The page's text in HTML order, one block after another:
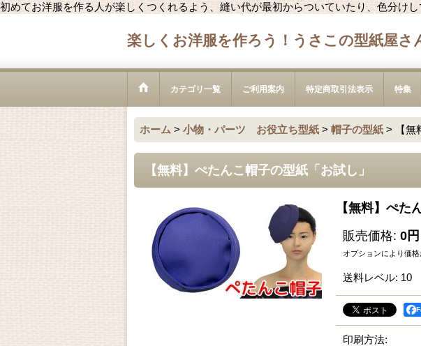
初めてお洋服を作る人が楽しくつくれるよう、縫い代が最初からついていたり、色分け
楽しくお洋服を作ろう！うさこの型紙屋さ
カテゴリ一覧 ご利用案内 特定商取引法表示 特集
ホーム > 小物・パーツ お役立ち型紙 > 帽子の型紙 > 【
【無料】ぺたんこ帽子の型紙「お試し」
【無料】ぺた
販売価格: 0
オプションにより価格
送料レベル: 10
印刷方法: